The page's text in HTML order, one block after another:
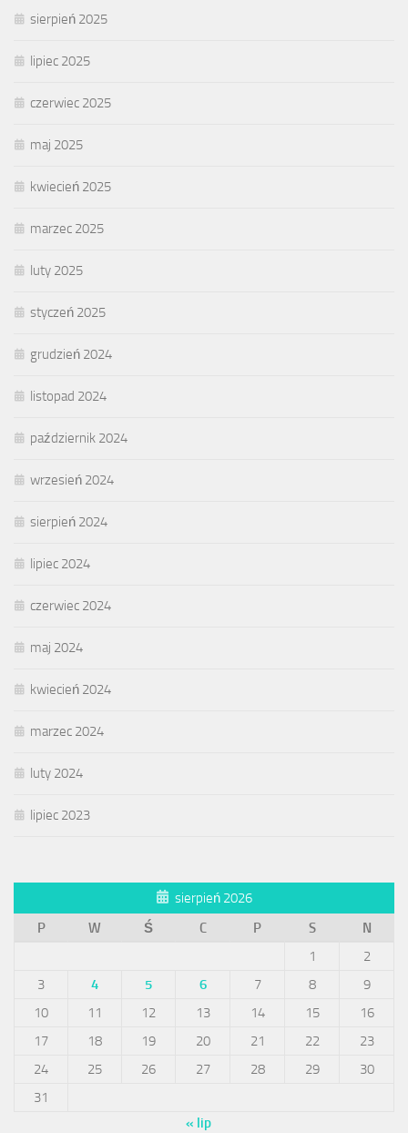
sierpień 2025
lipiec 2025
czerwiec 2025
maj 2025
kwiecień 2025
marzec 2025
luty 2025
styczeń 2025
grudzień 2024
listopad 2024
październik 2024
wrzesień 2024
sierpień 2024
lipiec 2024
czerwiec 2024
maj 2024
kwiecień 2024
marzec 2024
luty 2024
lipiec 2023
sierpień 2026
P
W Ś C P S
N
1
2
3
4 5 6 7 8
9
10
11 12 13 14 15
16
17
18 19 20 21 22
23
24
25 26 27 28 29
30
31
« lip